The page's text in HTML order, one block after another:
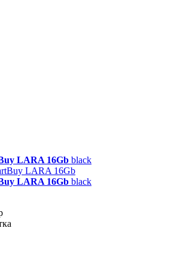
LARA 16Gb black
LARA 16Gb black